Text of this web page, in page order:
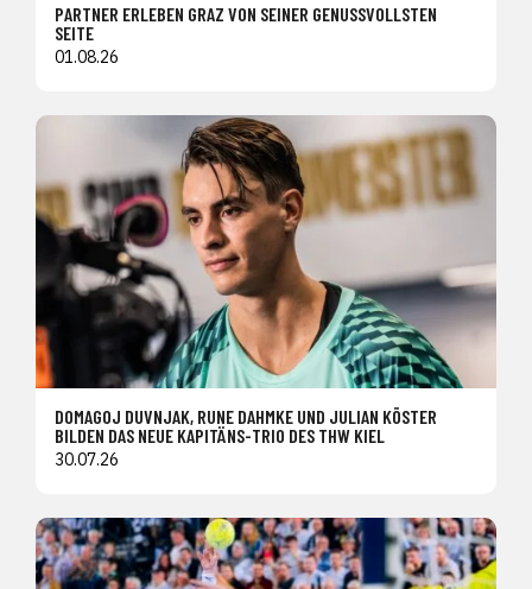
PARTNER ERLEBEN GRAZ VON SEINER GENUSSVOLLSTEN
SEITE
01.08.26
DOMAGOJ DUVNJAK, RUNE DAHMKE UND JULIAN KÖSTER
BILDEN DAS NEUE KAPITÄNS-TRIO DES THW KIEL
30.07.26